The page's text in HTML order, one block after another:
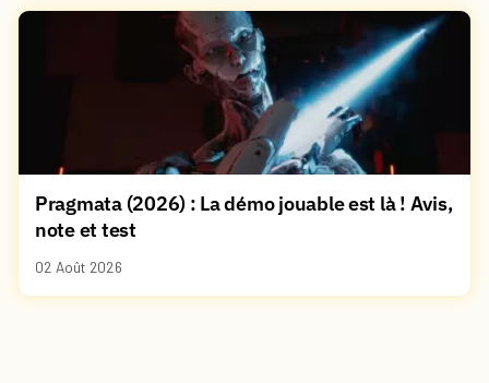
Pragmata (2026) : La démo jouable est là ! Avis,
note et test
02 Août 2026